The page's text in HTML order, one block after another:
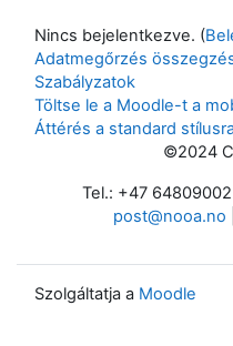
Nincs bejelentkezve. (
Adatmegőrzés
Szabályzatok
Töltse le a Moodle-t a
Áttérés a standard
©2024
Tel.: +47 64809002
post@nooa.no
Szolgáltatja a Moodle